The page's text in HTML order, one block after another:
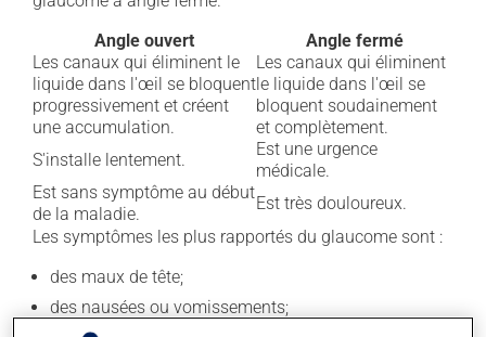
Angle ouvert
Angle fermé
Les canaux qui éliminent le
liquide dans l'œil se bloquent
progressivement et créent
une accumulation.
Les canaux qui éliminent
le liquide dans l'œil se
bloquent soudainement
et complètement.
S'installe lentement.
Est une urgence
médicale.
Est sans symptôme au début
de la maladie.
Est très douloureux.
Les symptômes les plus rapportés du glaucome sont :
des maux de tête;
des nausées ou vomissements;